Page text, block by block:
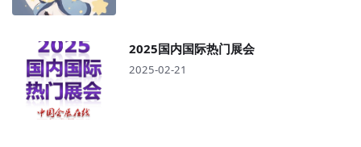
2025国内国际热门展会
2025-02-21